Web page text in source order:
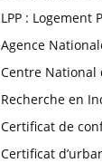
LPP : Logement
Agence
Centre National
Recherche en
Certificat de
Certificat